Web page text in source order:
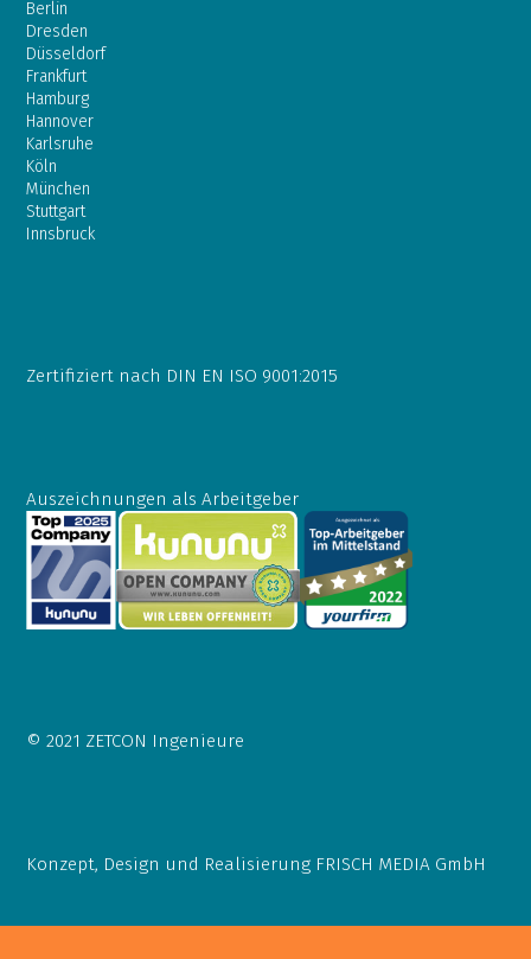
Berlin
Dresden
Düsseldorf
Frankfurt
Hamburg
Hannover
Karlsruhe
Köln
München
Stuttgart
Innsbruck
Zertifiziert nach DIN EN ISO 9001:2015
Auszeichnungen als Arbeitgeber
© 2021 ZETCON Ingenieure
Konzept, Design und Realisierung FRISCH MEDIA GmbH